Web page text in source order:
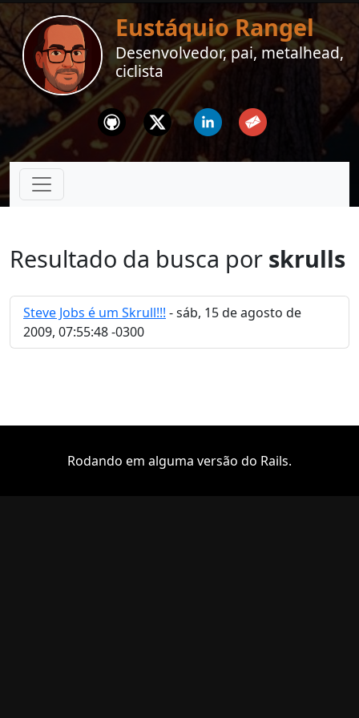
Eustáquio Rangel
Desenvolvedor, pai, metalhead,
ciclista
Github Twitter Linkedin Email
Resultado da busca por skrulls
Steve Jobs é um Skrull!!! - sáb, 15 de agosto de
2009, 07:55:48 -0300
Rodando em alguma versão do Rails.